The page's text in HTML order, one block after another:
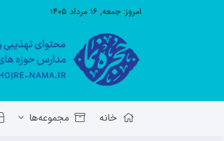
امروز: جمعه, ۱۶ مرداد ۱۴۰۵
خانه مجموعه‌ها